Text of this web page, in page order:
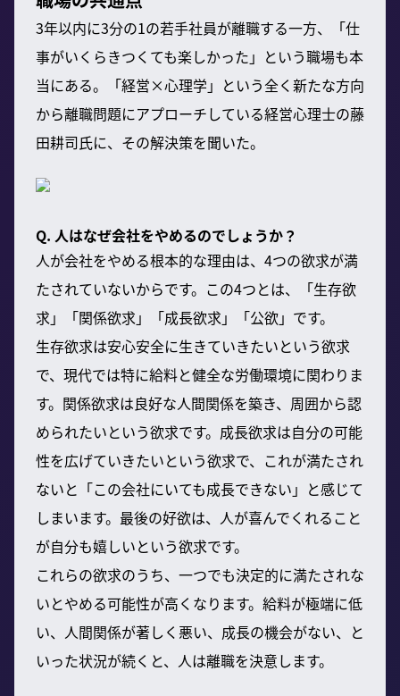
3年以内に3分の1の若手社員が離職する一方、「仕
事がいくらきつくても楽しかった」という職場も本
当にある。「経営×心理学」という全く新たな方向
から離職問題にアプローチしている経営心理士の藤
田耕司氏に、その解決策を聞いた。
Q. 人はなぜ会社をやめるのでしょうか？
人が会社をやめる根本的な理由は、4つの欲求が満
たされていないからです。この4つとは、「生存欲
求」「関係欲求」「成長欲求」「公欲」です。
生存欲求は安心安全に生きていきたいという欲求
で、現代では特に給料と健全な労働環境に関わりま
す。関係欲求は良好な人間関係を築き、周囲から認
められたいという欲求です。成長欲求は自分の可能
性を広げていきたいという欲求で、これが満たされ
ないと「この会社にいても成長できない」と感じて
しまいます。最後の好欲は、人が喜んでくれること
が自分も嬉しいという欲求です。
これらの欲求のうち、一つでも決定的に満たされな
いとやめる可能性が高くなります。給料が極端に低
い、人間関係が著しく悪い、成長の機会がない、と
いった状況が続くと、人は離職を決意します。